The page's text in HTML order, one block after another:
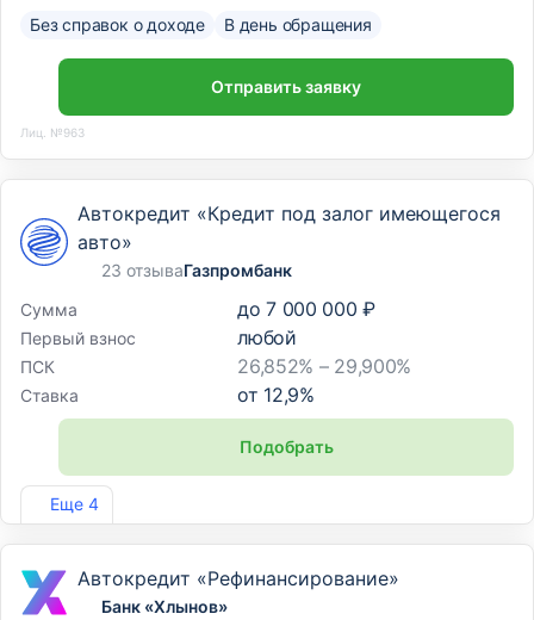
Без справок о доходе В день обращения
Отправить заявку
Лиц. №963
Еще 4
Автокредит «Кредит под залог имеющегося
авто»
23 отзываГазпромбанк
Сумма
до 7 000 000 ₽
Первый взнос любой
ПСК 26,852% – 29,900%
Ставка от 12,9%
Подобрать
Лиц. №354
Автокредит «Рефинансирование»
Банк «Хлынов»